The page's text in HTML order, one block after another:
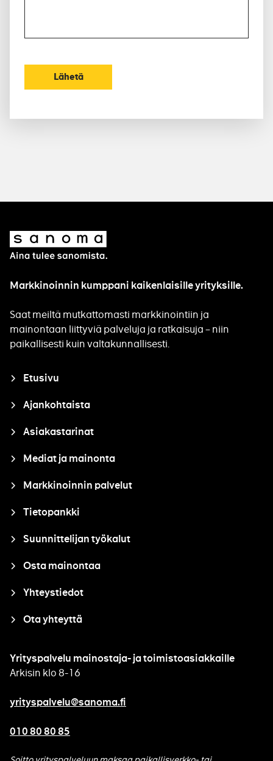
Lähetä
Sanoma
Markkinoinnin kumppani kaikenlaisille yrityksille.
Saat meiltä mutkattomasti markkinointiin ja
mainontaan liittyviä palveluja ja ratkaisuja – niin
paikallisesti kuin valtakunnallisesti.
Closure
Etusivu
Ajankohtaista
Asiakastarinat
Mediat ja mainonta
Markkinoinnin palvelut
Tietopankki
Suunnittelijan työkalut
Osta mainontaa
Yhteystiedot
Ota yhteyttä
Yrityspalvelu mainostaja- ja toimistoasiakkaille
Arkisin klo 8-16
yrityspalvelu@sanoma.fi
010 80 80 85